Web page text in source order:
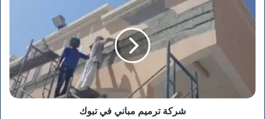
ترميم
مباني
شركة ترميم مباني في تبوك